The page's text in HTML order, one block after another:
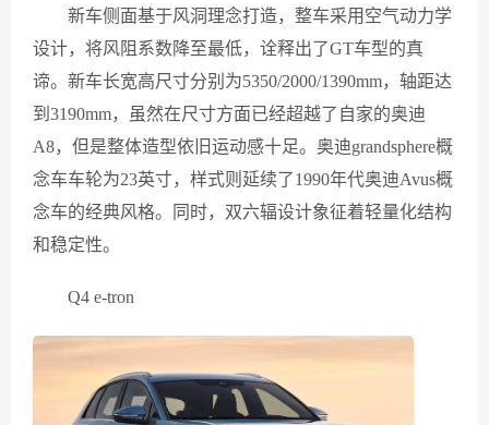
新车侧面基于风洞理念打造，整车采用空气动力学
设计，将风阻系数降至最低，诠释出了GT车型的真
谛。新车长宽高尺寸分别为5350/2000/1390mm，轴距达
到3190mm，虽然在尺寸方面已经超越了自家的奥迪
A8，但是整体造型依旧运动感十足。奥迪grandsphere概
念车车轮为23英寸，样式则延续了1990年代奥迪Avus概
念车的经典风格。同时，双六辐设计象征着轻量化结构
和稳定性。
Q4 e-tron